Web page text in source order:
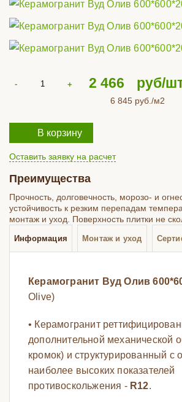
2 466 руб/
6 845руб./м2
В корзину
Оставить заявку на расчет
Преимущества
Прочность, долговечность, морозо- и
устойчивость к резким перепадам
монтаж и уход. Поверхность плитки не
Информация Монтаж и уход
Керамогранит Вуд Олив
Olive)
• Керамогранит
дополнительной механической
кромок) и структурированный с
наиболее высоких показателей
противоскольжения - R12.